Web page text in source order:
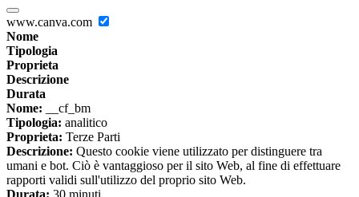
www.canva.com
Nome
Tipologia
Proprieta
Descrizione
Durata
Nome: __cf_bm
Tipologia: analitico
Proprieta: Terze Parti
Descrizione: Questo cookie viene utilizzato per distinguere tra
umani e bot. Ciò è vantaggioso per il sito Web, al fine di effettuare
rapporti validi sull'utilizzo del proprio sito Web.
Durata: 30 minuti